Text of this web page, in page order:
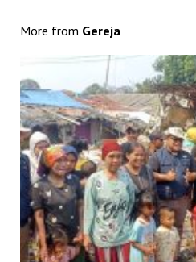
More from Gereja